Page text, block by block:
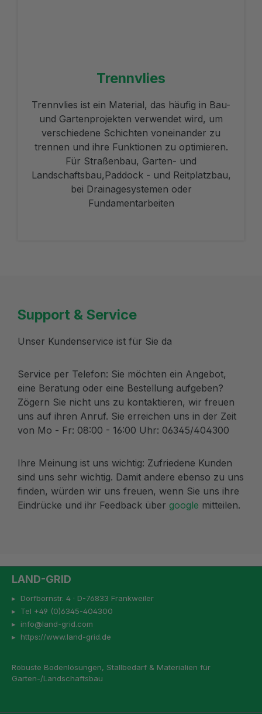
Trennvlies
Trennvlies ist ein Material, das häufig in Bau-
und Gartenprojekten verwendet wird, um
verschiedene Schichten voneinander zu
trennen und ihre Funktionen zu optimieren.
Für Straßenbau, Garten- und
Landschaftsbau,Paddock - und Reitplatzbau,
bei Drainagesystemen oder
Fundamentarbeiten
Support & Service
Unser Kundenservice ist für Sie da
Service per Telefon: Sie möchten ein Angebot,
eine Beratung oder eine Bestellung aufgeben?
Zögern Sie nicht uns zu kontaktieren, wir freuen
uns auf ihren Anruf. Sie erreichen uns in der Zeit
von Mo - Fr: 08:00 - 16:00 Uhr: 06345/404300
Ihre Meinung ist uns wichtig: Zufriedene Kunden
sind uns sehr wichtig. Damit andere ebenso zu uns
finden, würden wir uns freuen, wenn Sie uns ihre
Eindrücke und ihr Feedback über google mitteilen.
LAND-GRID
▸ Dorfbornstr. 4 · D-76833 Frankweiler
▸ Tel +49 (0)6345-404300
▸ info@land-grid.com
▸ https://www.land-grid.de
Robuste Bodenlösungen, Stallbedarf & Materialien für
Garten-/Landschaftsbau